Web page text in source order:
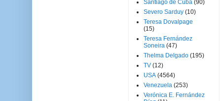
Santiago de Cuba (90)
Severo Sarduy (10)
Teresa Dovalpage
(15)
Teresa Fernández
Soneira (47)
Thelma Delgado (195)
TV (12)
USA (4564)
Venezuela (253)
Verónica E. Fernández